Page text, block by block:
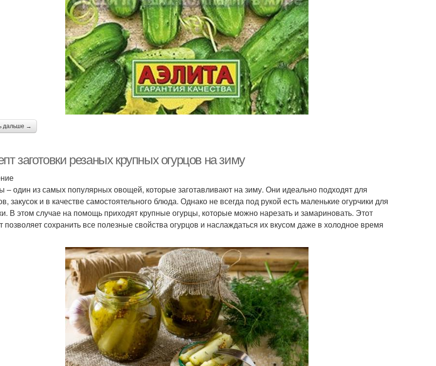
дальше →
заготовки резаных крупных огурцов на зиму
– один из самых популярных овощей, которые заготавливают на зиму. Они идеально подходят для
закусок и в качестве самостоятельного блюда. Однако не всегда под рукой есть маленькие огурчики для
В этом случае на помощь приходят крупные огурцы, которые можно нарезать и замариновать. Этот
позволяет сохранить все полезные свойства огурцов и наслаждаться их вкусом даже в холодное время